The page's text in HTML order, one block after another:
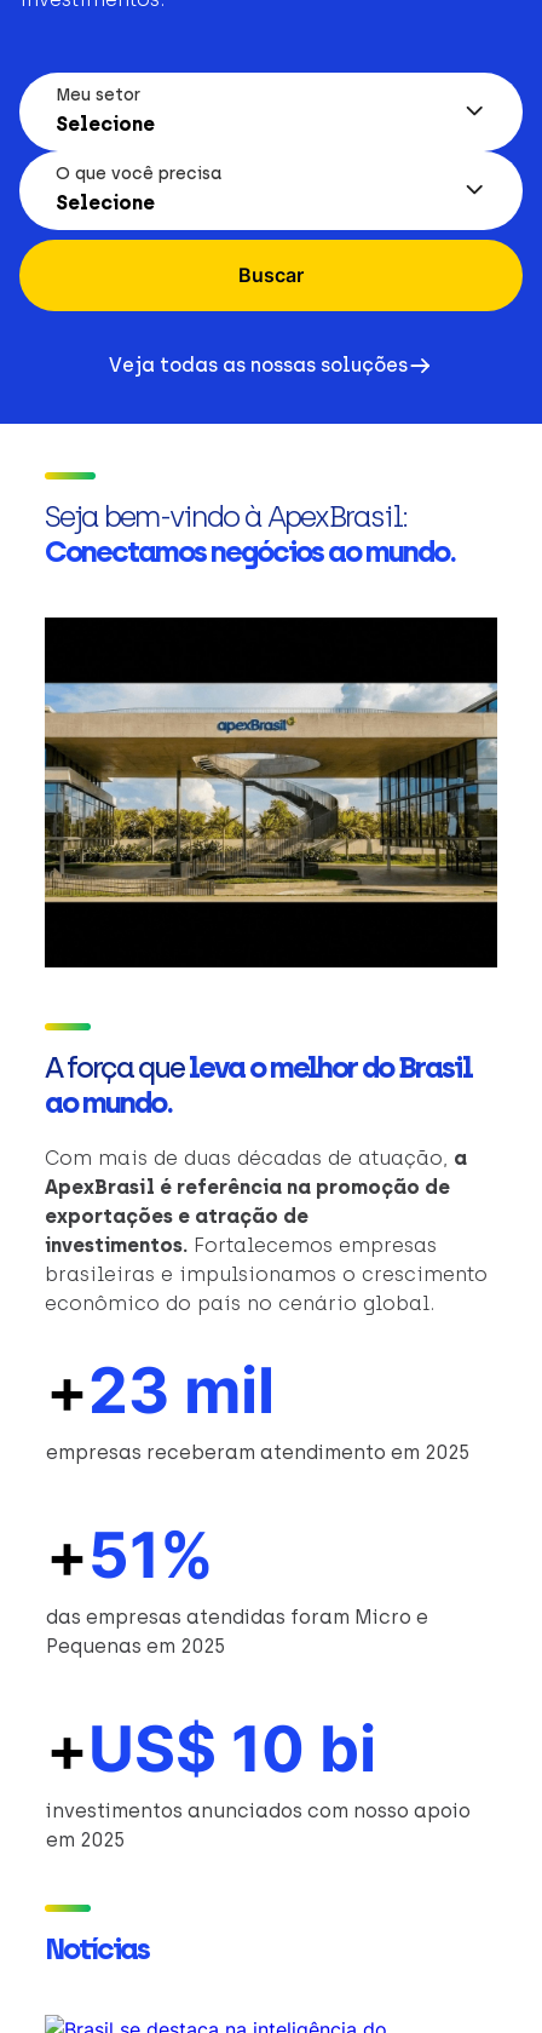
Meu setor
Selecione
O que você precisa
Selecione
Buscar
Veja todas as nossas soluções
Seja bem-vindo à ApexBrasil:
Conectamos negócios ao mundo.
A força queleva o melhor do Brasil
ao mundo.
Com mais de duas décadas de atuação, a
ApexBrasil é referência na promoção de
exportações e atração de
investimentos. Fortalecemos empresas
brasileiras e impulsionamos o crescimento
econômico do país no cenário global.
+23 mil
empresas receberam atendimento em 2025
+51%
das empresas atendidas foram Micro e
Pequenas em 2025
+US$ 10 bi
investimentos anunciados com nosso apoio
em 2025
Notícias